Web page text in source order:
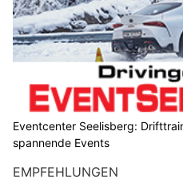
Eventcenter Seelisberg:
spannende Events
EMPFEHLUNGEN